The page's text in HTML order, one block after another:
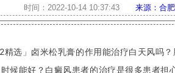
时间：2022-10-14 10:37:43来源：合
精选」卤米松乳膏的作用能治疗白天风吗
候能好？白癜风患者的治疗是很多患者担